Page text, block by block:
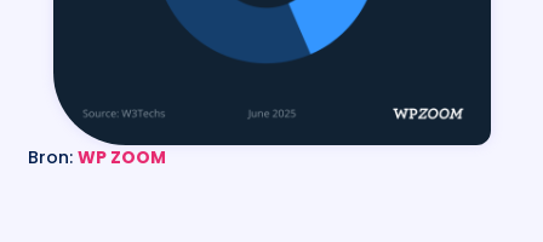
Bron:WP ZOOM